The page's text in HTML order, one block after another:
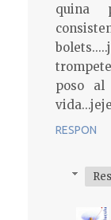
quina
poso
RESPON